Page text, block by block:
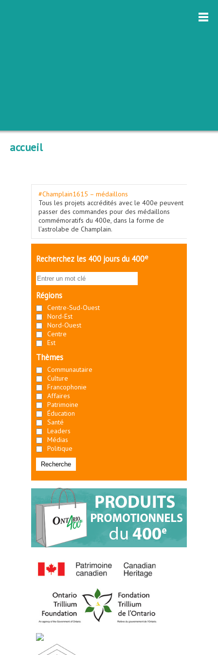
accueil
#Champlain1615 – médaillons
Tous les projets accrédités avec le 400e peuvent
passer des commandes pour des médaillons
commémoratifs du 400e, dans la forme de
l’astrolabe de Champlain.
Recherchez les 400 jours du 400e
Régions
Centre-Sud-Ouest
Nord-Est
Nord-Ouest
Centre
Est
Thèmes
Communautaire
Culture
Francophonie
Affaires
Patrimoine
Éducation
Santé
Leaders
Médias
Politique